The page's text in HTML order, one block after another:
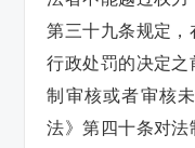
第三十九条规定
行政处罚的决定
制审核或者审核
法》第四十条对